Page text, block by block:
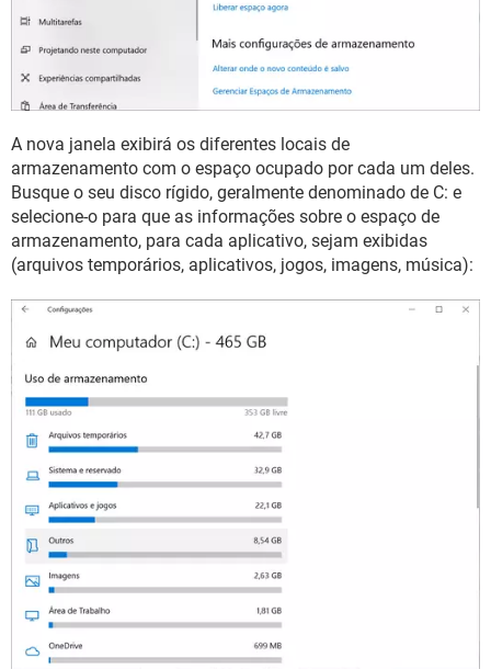
A nova janela exibirá os diferentes locais de
armazenamento com o espaço ocupado por cada um deles.
Busque o seu disco rígido, geralmente denominado de C: e
selecione-o para que as informações sobre o espaço de
armazenamento, para cada aplicativo, sejam exibidas
(arquivos temporários, aplicativos, jogos, imagens, música):